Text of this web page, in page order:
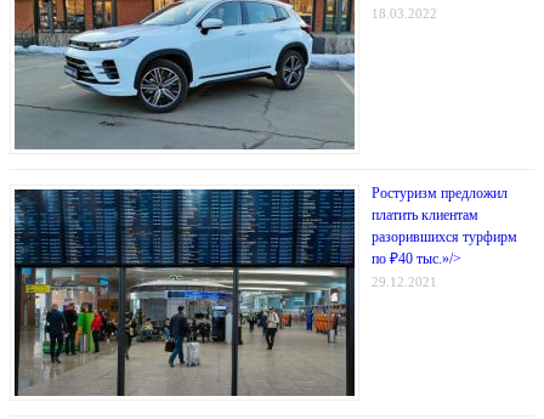
18.03.2022
Ростуризм предложил
платить клиентам
разорившихся турфирм
по ₽40 тыс.»/>
29.12.2021